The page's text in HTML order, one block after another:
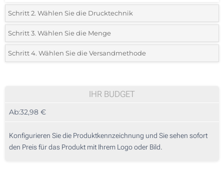
Schritt 2. Wählen Sie die Drucktechnik
*Wählen Sie die Druck- und Farbtechniken für Ihr Logo:
1 Farbig (Vorderseite)
Digitaler Transferdruck in allen Farben (Vorderseite)
Schritt 3. Wählen Sie die Menge
*Bitte wählen Sie Ihre gewünschte Menge
10
50
Schritt 4. Wählen Sie die Versandmethode
IHR BUDGET
Ab:32,98 €
Konfigurieren Sie die Produktkennzeichnung und Sie sehen sofort
den Preis für das Produkt mit Ihrem Logo oder Bild.